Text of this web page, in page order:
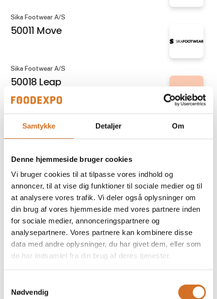
Samtykke Detaljer Om
Denne hjemmeside bruger cookies
Vi bruger cookies til at tilpasse vores indhold og
annoncer, til at vise dig funktioner til sociale medier og til
at analysere vores trafik. Vi deler også oplysninger om
din brug af vores hjemmeside med vores partnere inden
for sociale medier, annonceringspartnere og
analysepartnere. Vores partnere kan kombinere disse
data med andre oplysninger, du har givet dem, eller som
de har indsamlet fra din brug af deres tjenester.
Nødvendig
Sika Footwear A/S
50011 Move
Sika Footwear A/S
50018 Leap
5G internet til erhverv
Fiddle´s
70 g poser
Kirkeby Cheese Export
A-Beta 10% fedt, Græsk type
Abrikos Rakija